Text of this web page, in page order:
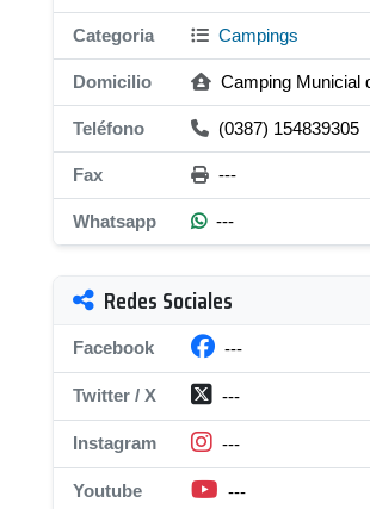
Categoria Campings
Domicilio Camping Municial
Teléfono (0387) 154839305
Fax ---
Whatsapp ---
Redes Sociales
Facebook ---
Twitter / X ---
Instagram ---
Youtube ---